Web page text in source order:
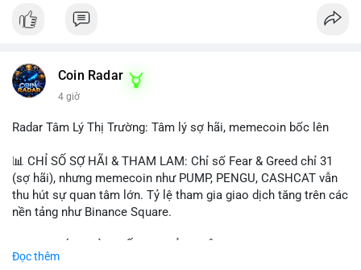
Coin Radar
4 giờ
Radar Tâm Lý Thị Trường: Tâm lý sợ hãi, memecoin bốc lên
📊 CHỈ SỐ SỢ HÃI & THAM LAM: Chỉ số Fear & Greed chỉ 31
(sợ hãi), nhưng memecoin như PUMP, PENGU, CASHCAT vẫn
thu hút sự quan tâm lớn. Tỷ lệ tham gia giao dịch tăng trên các
nền tảng như Binance Square.
CASHCAT, SUI, TAO xuất hiện nhiều trong tìm kiếm Việt Nam
Đọc thêm